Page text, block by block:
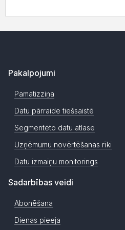
Pakalpojumi
Pamatizziņa
Datu pārraide tiešsaistē
Segmentēto datu atlase
Uzņēmumu novērtēšanas rīki
Datu izmaiņu monitorings
Sadarbības veidi
Abonēšana
Dienas pieeja